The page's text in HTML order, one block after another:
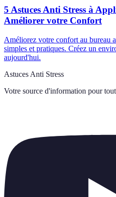
5 Astuces Anti Stress à
Améliorer votre Confort
Améliorez votre confort au bureau
simples et pratiques. Créez un
aujourd'hui.
Astuces Anti Stress
Votre source d'information pour